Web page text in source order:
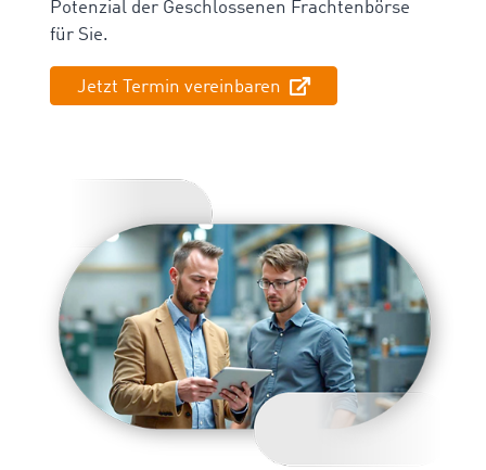
Potenzial der Geschlossenen Frachtenbörse
für Sie.
Jetzt Termin vereinbaren